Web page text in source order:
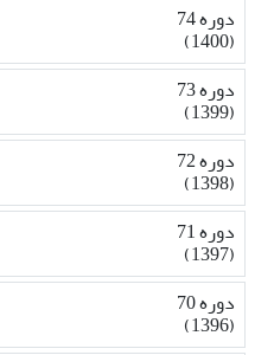
دوره 74
(1400)
دوره 73
(1399)
دوره 72
(1398)
دوره 71
(1397)
دوره 70
(1396)